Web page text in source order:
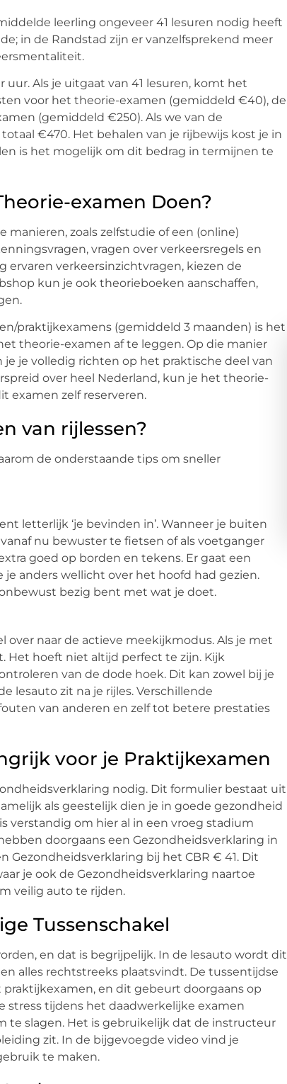
leerling ongeveer 41 lesuren nodig heeft
in de Randstad zijn er vanzelfsprekend meer
Als je uitgaat van 41 lesuren, komt het
voor het theorie-examen (gemiddeld €40), de
(gemiddeld €250). Als we van de
€470. Het behalen van je rijbewijs kost je in
is het mogelijk om dit bedrag in termijnen te
examen Doen?
zoals zelfstudie of een (online)
vragen over verkeersregels en
ervaren verkeersinzichtvragen, kiezen de
kun je ook theorieboeken aanschaffen,
praktijkexamens (gemiddeld 3 maanden) is het
theorie-examen af te leggen. Op die manier
je volledig richten op het praktische deel van
over heel Nederland, kun je het theorie-
examen zelf reserveren.
van rijlessen?
de onderstaande tips om sneller
letterlijk ‘je bevinden in’. Wanneer je buiten
nu bewuster te fietsen of als voetganger
goed op borden en tekens. Er gaat een
anders wellicht over het hoofd had gezien.
bezig bent met wat je doet.
over naar de actieve meekijkmodus. Als je met
Het hoeft niet altijd perfect te zijn. Kijk
van de dode hoek. Dit kan zowel bij je
lesauto zit na je rijles. Verschillende
van anderen en zelf tot betere prestaties
voor je Praktijkexamen
nodig. Dit formulier bestaat uit
als geestelijk dien je in goede gezondheid
verstandig om hier al in een vroeg stadium
doorgaans een Gezondheidsverklaring in
Gezondheidsverklaring bij het CBR € 41. Dit
je ook de Gezondheidsverklaring naartoe
veilig auto te rijden.
Tussenschakel
en dat is begrijpelijk. In de lesauto wordt dit
alles rechtstreeks plaatsvindt. De tussentijdse
en dit gebeurt doorgaans op
stress tijdens het daadwerkelijke examen
te slagen. Het is gebruikelijk dat de instructeur
zit. In de bijgevoegde video vind je
te maken.